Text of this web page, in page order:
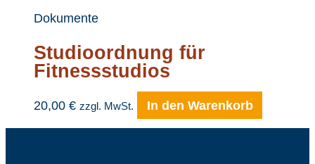
Dokumente
Studioordnung für
Fitnessstudios
20,00 € zzgl. MwSt. In den Warenkorb